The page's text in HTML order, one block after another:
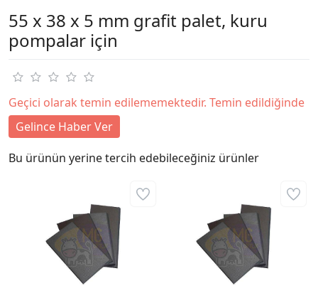
55 x 38 x 5 mm grafit palet, kuru
pompalar için
Geçici olarak temin edilememektedir. Temin edildiğinde
Gelince Haber Ver
Bu ürünün yerine tercih edebileceğiniz ürünler